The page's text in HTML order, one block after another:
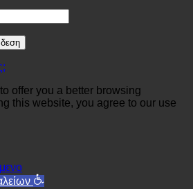
offer you a better browsing
this website, you agree to our use